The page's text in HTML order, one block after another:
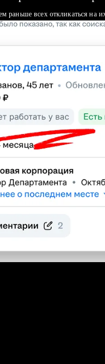
раньше всех откликаться на